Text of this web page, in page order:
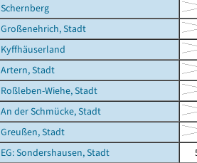
Schernberg
Großenehrich, Stadt
Kyffhäuserland
Artern, Stadt
Roßleben-Wiehe, Stadt
An der Schmücke, Stadt
Greußen, Stadt
EG: Sondershausen, Stadt